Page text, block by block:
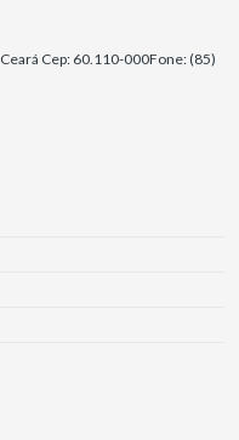
Cep: 60.110-000Fone: (85)